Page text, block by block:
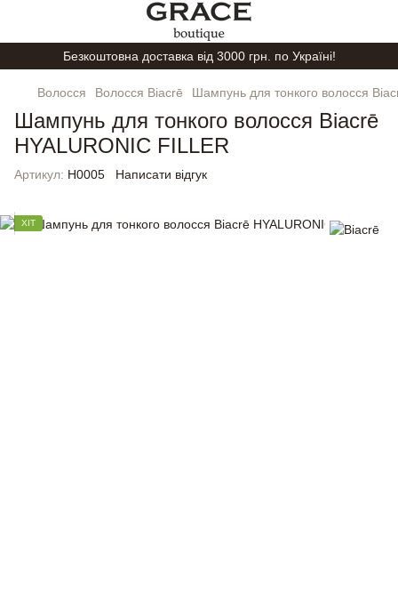
Безкоштовна доставка від 3000 грн. по Україні!
Волосся Волосся Biacrē Шампунь для тонкого волосся
Шампунь для тонкого волосся Biacrē
HYALURONIC FILLER
Артикул: H0005 Написати відгук
ХІТ